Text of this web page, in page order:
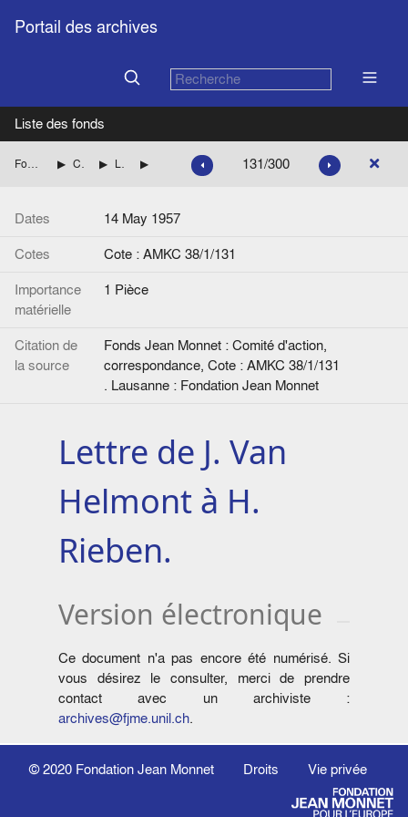
Portail des archives
Liste des fonds
Fonds Jean Monnet : Comité d'action, correspondance CENTRE DE RECHERCHES EUROPEENNES DE LAUSANNE Liste des personnalités et Correspondance avec Henri RIEBEN jusqu'en 1960 inclus. Lettre de J. Van Helmont à H. Rieben.
131/300
Dates
14 May 1957
Cotes
Cote : AMKC 38/1/131
Importance
matérielle
1 Pièce
Citation de
la source
Fonds Jean Monnet : Comité d'action,
correspondance, Cote : AMKC 38/1/131
. Lausanne : Fondation Jean Monnet
Lettre de J. Van
Helmont à H.
Rieben.
Version électronique
Ce document n'a pas encore été numérisé. Si
vous désirez le consulter, merci de prendre
contact avec un archiviste :
archives@fjme.unil.ch.
© 2020 Fondation Jean Monnet Droits Vie privée